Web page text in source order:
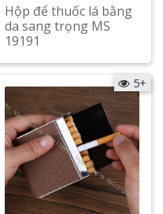
Hộp để thuốc lá bằng
da sang trọng MS
19191
Xem chi tiết
5+